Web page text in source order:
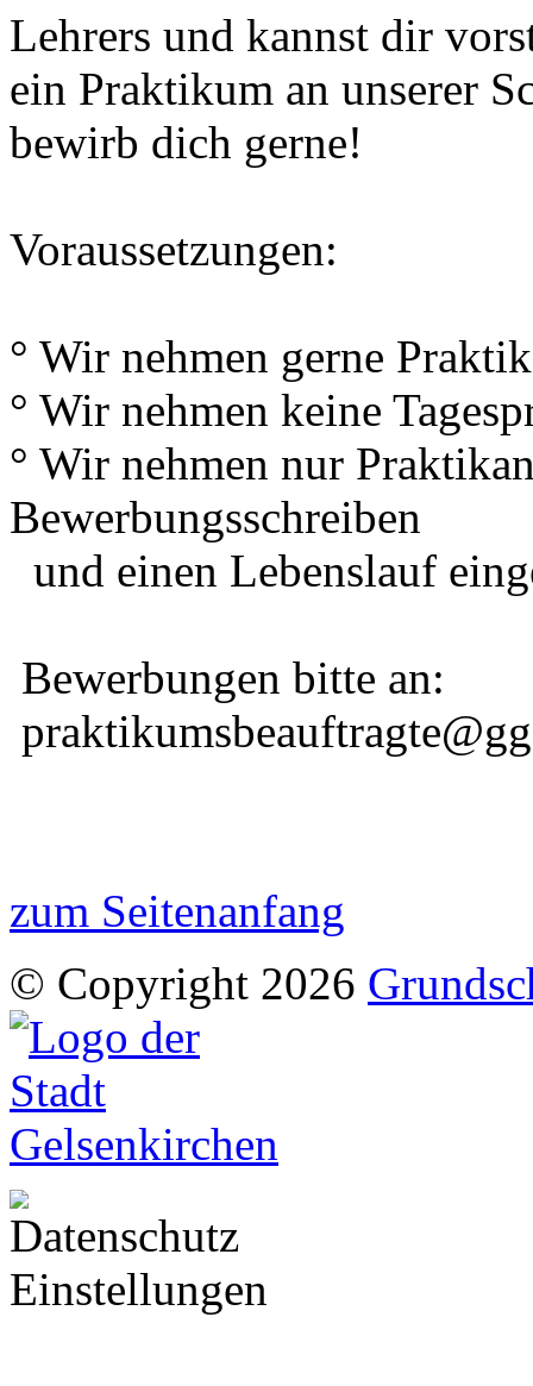
Lehrers und kannst dir
ein Praktikum an unserer
bewirb dich gerne!
Voraussetzungen:
° Wir nehmen gerne
° Wir nehmen keine
° Wir nehmen nur
Bewerbungsschreiben
und einen Lebenslauf
Bewerbungen bitte an:
zum Seitenanfang
© Copyright 2026